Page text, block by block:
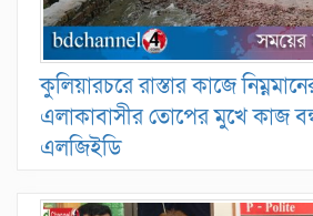
কুলিয়ারচরে রাস্তার কাজে
এলাকাবাসীর তোপের মুখে কাজ
এলজিইডি